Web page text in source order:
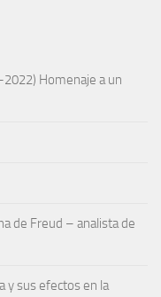
Homenaje a un
de Freud – analista de
y sus efectos en la